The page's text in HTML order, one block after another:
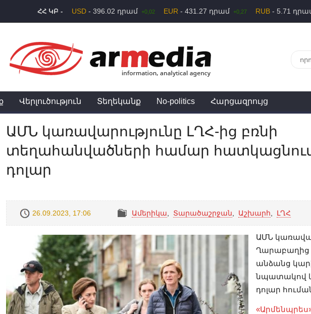
ՀՀ ԿԲ - USD - 396.02 դրամ +0,02 EUR - 431.27 դրամ +0,27 RUB - 5.71
Վերլուծություն Տեղեկանք No-politics Հարցազրույց
ԱՄՆ կառավարությունը ԼՂՀ-ից բռնի
տեղահանվածների համար հատկացնում
դոլար
26.09.2023, 17:06 Ամերիկա Տարածաշրջան Աշխարհ ԼՂՀ
ԱՄՆ
Ղարաբաղից
անձանց
նպատակով
դոլար